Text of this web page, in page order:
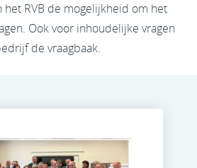
RVB de mogelijkheid om het
Ook voor inhoudelijke vragen
de vraagbaak.